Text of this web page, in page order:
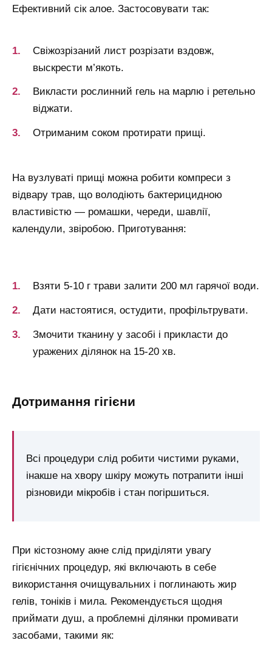
Ефективний сік алое. Застосовувати так:
Свіжозрізаний лист розрізати вздовж,
выскрести м’якоть.
Викласти рослинний гель на марлю і ретельно
віджати.
Отриманим соком протирати прищі.
На вузлуваті прищі можна робити компреси з
відвару трав, що володіють бактерицидною
властивістю — ромашки, череди, шавлії,
календули, звіробою. Приготування:
Взяти 5-10 г трави залити 200 мл гарячої води.
Дати настоятися, остудити, профільтрувати.
Змочити тканину у засобі і прикласти до
уражених ділянок на 15-20 хв.
дотримання гігієни
Всі процедури слід робити чистими руками,
інакше на хвору шкіру можуть потрапити інші
різновиди мікробів і стан погіршиться.
При кістозному акне слід приділяти увагу
гігієнічних процедур, які включають в себе
використання очищувальних і поглинають жир
гелів, тоніків і мила. Рекомендується щодня
приймати душ, а проблемні ділянки промивати
засобами, такими як: